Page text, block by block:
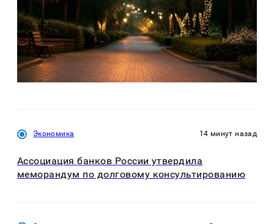
Экономика 14 минут назад
Ассоциация банков России утвердила
меморандум по долговому консультированию